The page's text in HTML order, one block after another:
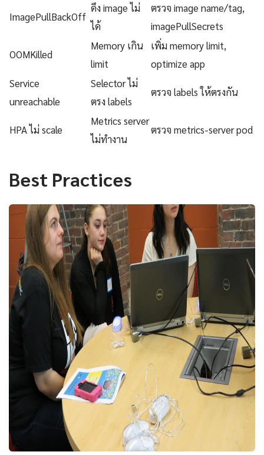
ImagePullBackOff
ดึง image ไม่
ได้
ตรวจ image name/tag,
imagePullSecrets
OOMKilled
Memory เกิน
limit
เพิ่ม memory limit,
optimize app
Service
unreachable
Selector ไม่
ตรง labels
ตรวจ labels ให้ตรงกัน
HPA ไม่ scale
Metrics server
ไม่ทำงาน
ตรวจ metrics-server pod
Best Practices